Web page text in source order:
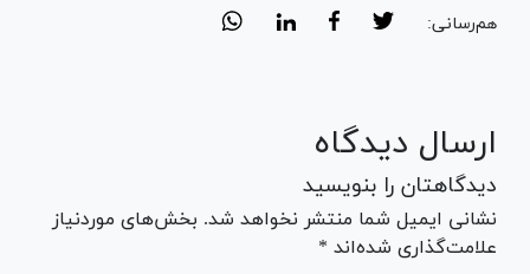
هم‌رسانی:
ارسال دیدگاه
دیدگاهتان را بنویسید
نشانی ایمیل شما منتشر نخواهد شد. بخش‌های موردنیاز
علامت‌گذاری شده‌اند *